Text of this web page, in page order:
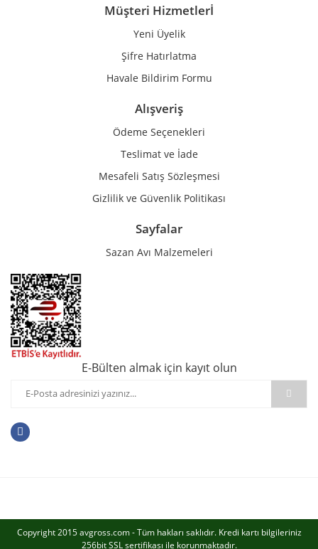
Gönder
Müşteri Hizmetlerİ
Yeni Üyelik
Şifre Hatırlatma
Havale Bildirim Formu
Alışveriş
Ödeme Seçenekleri
Teslimat ve İade
Mesafeli Satış Sözleşmesi
Gizlilik ve Güvenlik Politikası
Sayfalar
Sazan Avı Malzemeleri
E-Bülten almak için kayıt olun
Copyright 2015 avgross.com - Tüm hakları saklıdır. Kredi kartı bilgileriniz
256bit SSL sertifikası ile korunmaktadır.